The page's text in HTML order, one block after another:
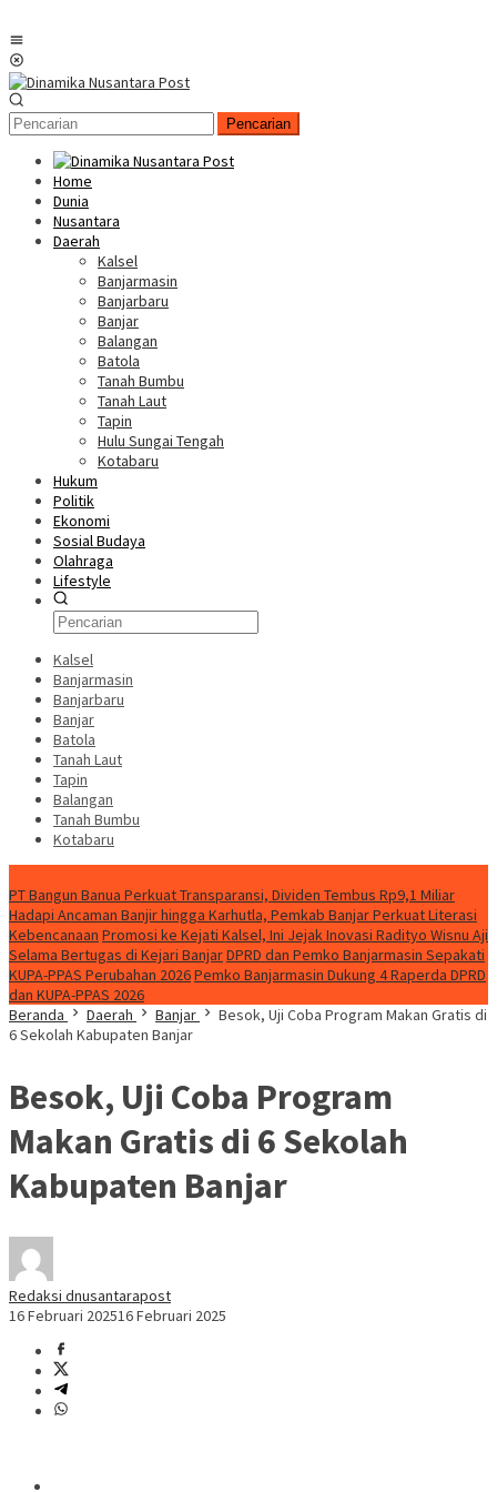
Pencarian
Home
Dunia
Nusantara
Daerah
Kalsel
Banjarmasin
Banjarbaru
Banjar
Balangan
Batola
Tanah Bumbu
Tanah Laut
Tapin
Hulu Sungai Tengah
Kotabaru
Hukum
Politik
Ekonomi
Sosial Budaya
Olahraga
Lifestyle
Kalsel
Banjarmasin
Banjarbaru
Banjar
Batola
Tanah Laut
Tapin
Balangan
Tanah Bumbu
Kotabaru
PT Bangun Banua Perkuat Transparansi, Dividen Tembus Rp9,1 Miliar
Hadapi Ancaman Banjir hingga Karhutla, Pemkab Banjar Perkuat Literasi
Kebencanaan Promosi ke Kejati Kalsel, Ini Jejak Inovasi Radityo Wisnu Aji
Selama Bertugas di Kejari BanjarDPRD dan Pemko Banjarmasin Sepakati
KUPA-PPAS Perubahan 2026Pemko Banjarmasin Dukung 4 Raperda DPRD
dan KUPA-PPAS 2026
Beranda
Daerah Banjar
Besok, Uji Coba Program Makan Gratis di
6 Sekolah Kabupaten Banjar
Besok, Uji Coba Program
Makan Gratis di 6 Sekolah
Kabupaten Banjar
Redaksi dnusantarapost
16 Februari 202516 Februari 2025